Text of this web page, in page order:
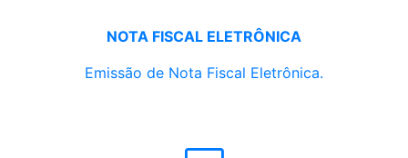
NOTA FISCAL ELETRÔNICA
Emissão de Nota Fiscal Eletrônica.